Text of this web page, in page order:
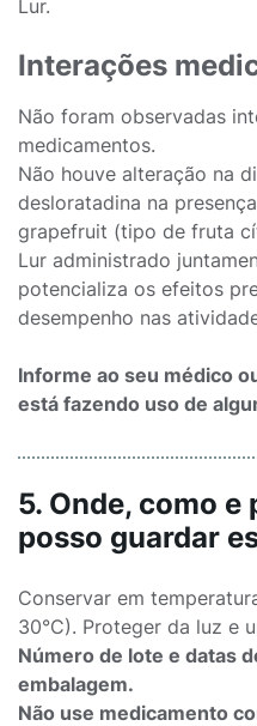
Lur.
Interações
Não foram observadas
medicamentos.
Não houve alteração na
desloratadina na
grapefruit (tipo de fruta
Lur administrado
potencializa os efeitos
desempenho nas
Informe ao seu médico
está fazendo uso de
5. Onde, como
posso guardar
Conservar em
30°C). Proteger da luz e
Número de lote e datas
embalagem.
Não use medicamento